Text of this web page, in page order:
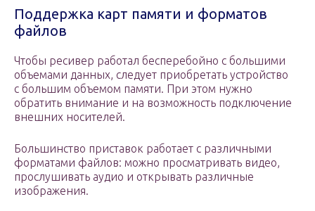
Поддержка карт памяти и форматов
файлов
Чтобы ресивер работал бесперебойно с большими
объемами данных, следует приобретать устройство
с большим объемом памяти. При этом нужно
обратить внимание и на возможность подключение
внешних носителей.
Большинство приставок работает с различными
форматами файлов: можно просматривать видео,
прослушивать аудио и открывать различные
изображения.